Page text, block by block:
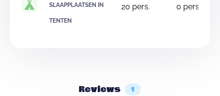
SLAAPPLAATSEN IN
TENTEN
20 pers. 0 pers.
Reviews 1